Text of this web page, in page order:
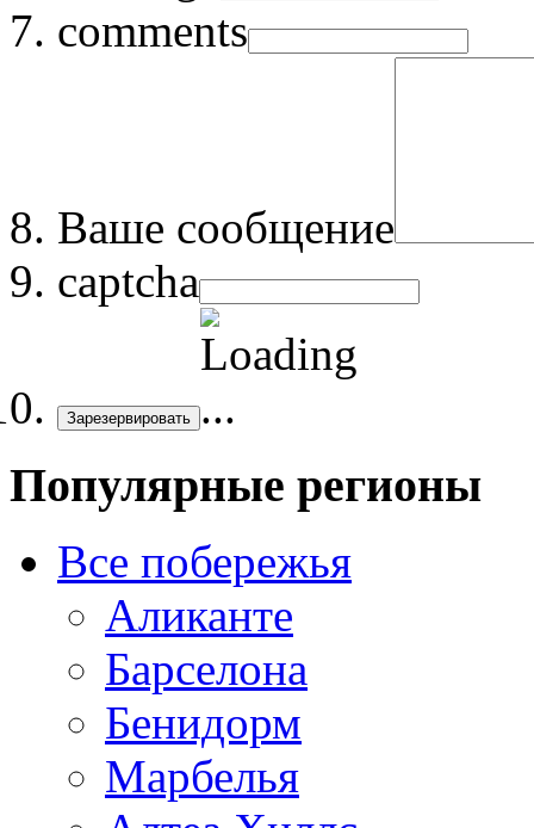
comments
Ваше сообщение
captcha
Зарезервировать
Популярные регионы
Все побережья
Аликанте
Барселона
Бенидорм
Марбелья